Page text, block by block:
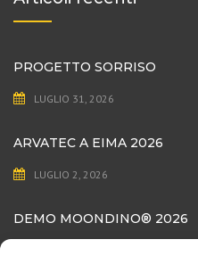
PROGETTO SORRISO
LUGLIO 31, 2026
ARVATEC A EIMA 2026
LUGLIO 2, 2026
DEMO MOONDINO®️ 2026